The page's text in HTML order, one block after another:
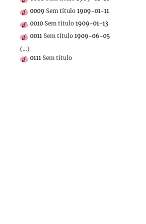
0009 Sem título 1909-01-11
0010 Sem título 1909-01-13
0011 Sem título 1909-06-05
(...)
0111 Sem título